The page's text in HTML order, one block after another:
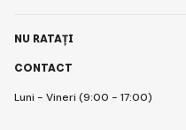
CONTACT
Luni - Vineri (9:00 - 17:00)
NU RATAȚI